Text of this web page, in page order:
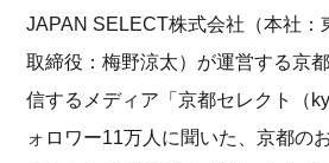
JAPAN SELECT株式会社（本社：
取締役：梅野涼太）が運営する京
信するメディア「京都セレクト（
ォロワー11万人に聞いた、京都の